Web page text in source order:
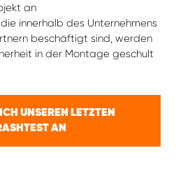
an
innerhalb des Unternehmens
beschäftigt sind, werden
in der Montage geschult
UNSEREN LETZTEN
AN